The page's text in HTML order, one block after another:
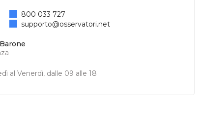
al Venerdì, dalle 09 alle 18
800 033 727
supporto@osservatori.net